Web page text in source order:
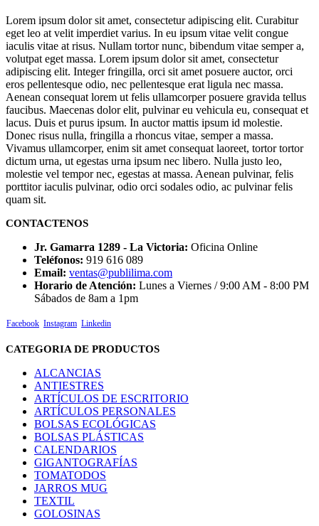
Lorem ipsum dolor sit amet, consectetur adipiscing elit. Curabitur
eget leo at velit imperdiet varius. In eu ipsum vitae velit congue
iaculis vitae at risus. Nullam tortor nunc, bibendum vitae semper a,
volutpat eget massa. Lorem ipsum dolor sit amet, consectetur
adipiscing elit. Integer fringilla, orci sit amet posuere auctor, orci
eros pellentesque odio, nec pellentesque erat ligula nec massa.
Aenean consequat lorem ut felis ullamcorper posuere gravida tellus
faucibus. Maecenas dolor elit, pulvinar eu vehicula eu, consequat et
lacus. Duis et purus ipsum. In auctor mattis ipsum id molestie.
Donec risus nulla, fringilla a rhoncus vitae, semper a massa.
Vivamus ullamcorper, enim sit amet consequat laoreet, tortor tortor
dictum urna, ut egestas urna ipsum nec libero. Nulla justo leo,
molestie vel tempor nec, egestas at massa. Aenean pulvinar, felis
porttitor iaculis pulvinar, odio orci sodales odio, ac pulvinar felis
quam sit.
CONTACTENOS
Jr. Gamarra 1289 - La Victoria: Oficina Online
Teléfonos: 919 616 089
Email: ventas@publilima.com
Horario de Atención: Lunes a Viernes / 9:00 AM - 8:00 PM
Sábados de 8am a 1pm
Facebook Instagram Linkedin
CATEGORIA DE PRODUCTOS
ALCANCIAS
ANTIESTRES
ARTÍCULOS DE ESCRITORIO
ARTÍCULOS PERSONALES
BOLSAS ECOLÓGICAS
BOLSAS PLÁSTICAS
CALENDARIOS
GIGANTOGRAFÍAS
TOMATODOS
JARROS MUG
TEXTIL
GOLOSINAS